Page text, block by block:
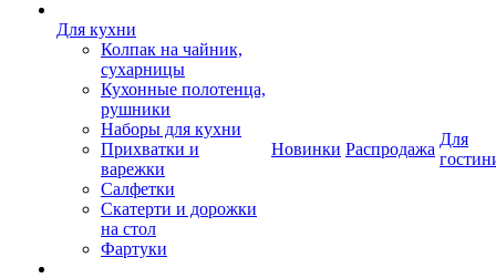
Для кухни
Колпак на чайник,
сухарницы
Кухонные полотенца,
рушники
Наборы для кухни
Прихватки и
варежки
Салфетки
Скатерти и дорожки
на стол
Фартуки
Новинки Распродажа
Для